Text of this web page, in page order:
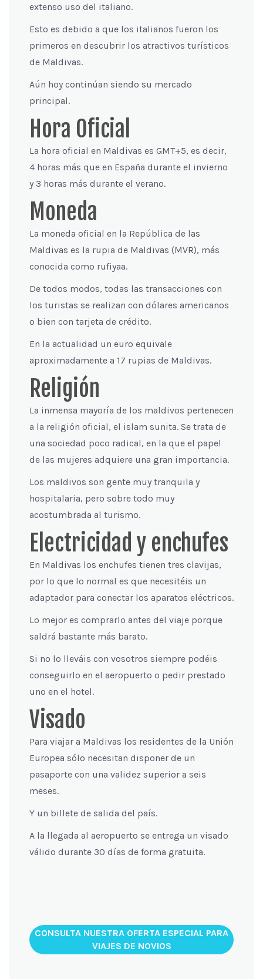
extenso uso del italiano.
Esto es debido a que los italianos fueron los
primeros en descubrir los atractivos turísticos
de Maldivas.
Aún hoy continúan siendo su mercado
principal.
Hora Oficial
La hora oficial en Maldivas es GMT+5, es decir,
4 horas más que en España durante el invierno
y 3 horas más durante el verano.
Moneda
La moneda oficial en la República de las
Maldivas es la rupia de Maldivas (MVR), más
conocida como rufiyaa.
De todos modos, todas las transacciones con
los turistas se realizan con dólares americanos
o bien con tarjeta de crédito.
En la actualidad un euro equivale
aproximadamente a 17 rupias de Maldivas.
Religión
La inmensa mayoría de los maldivos pertenecen
a la religión oficial, el islam sunita. Se trata de
una sociedad poco radical, en la que el papel
de las mujeres adquiere una gran importancia.
Los maldivos son gente muy tranquila y
hospitalaria, pero sobre todo muy
acostumbrada al turismo.
Electricidad y enchufes
En Maldivas los enchufes tienen tres clavijas,
por lo que lo normal es que necesitéis un
adaptador para conectar los aparatos eléctricos.
Lo mejor es comprarlo antes del viaje porque
saldrá bastante más barato.
Si no lo lleváis con vosotros siempre podéis
conseguirlo en el aeropuerto o pedir prestado
uno en el hotel.
Visado
Para viajar a Maldivas los residentes de la Unión
Europea sólo necesitan disponer de un
pasaporte con una validez superior a seis
meses.
Y un billete de salida del país.
A la llegada al aeropuerto se entrega un visado
válido durante 30 días de forma gratuita.
CONSULTA NUESTRA OFERTA ESPECIAL PARA
VIAJES DE NOVIOS